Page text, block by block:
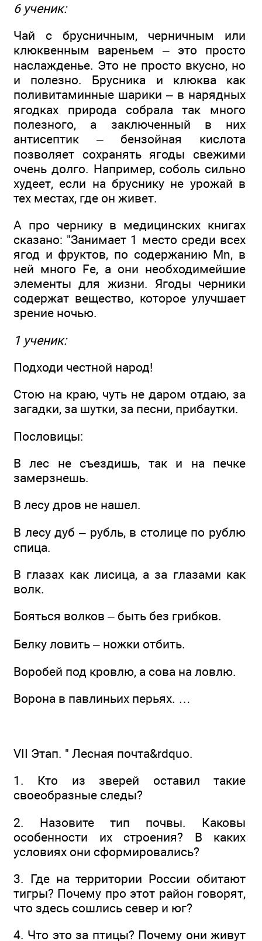
6 ученик:
Чай с брусничным, черничным или
клюквенным вареньем – это просто
наслажденье. Это не просто вкусно, но
и полезно. Брусника и клюква как
поливитаминные шарики – в нарядных
ягодках природа собрала так много
полезного, а заключенный в них
антисептик – бензойная кислота
позволяет сохранять ягоды свежими
очень долго. Например, соболь сильно
худеет, если на бруснику не урожай в
тех местах, где он живет.
А про чернику в медицинских книгах
сказано: "Занимает 1 место среди всех
ягод и фруктов, по содержанию Mn, в
ней много Fe, а они необходимейшие
элементы для жизни. Ягоды черники
содержат вещество, которое улучшает
зрение ночью.
1 ученик:
Подходи честной народ!
Стою на краю, чуть не даром отдаю, за
загадки, за шутки, за песни, прибаутки.
Пословицы:
В лес не съездишь, так и на печке
замерзнешь.
В лесу дров не нашел.
В лесу дуб – рубль, в столице по рублю
спица.
В глазах как лисица, а за глазами как
волк.
Бояться волков – быть без грибков.
Белку ловить – ножки отбить.
Воробей под кровлю, а сова на ловлю.
Ворона в павлиньих перьях. …
VII Этап. " Лесная почта&rdquo.
1. Кто из зверей оставил такие
своеобразные следы?
2. Назовите тип почвы. Каковы
особенности их строения? В каких
условиях они сформировались?
3. Где на территории России обитают
тигры? Почему про этот район говорят,
что здесь сошлись север и юг?
4. Что это за птицы? Почему они живут